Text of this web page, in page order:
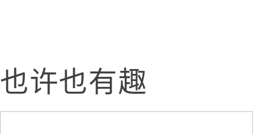
也许也有趣